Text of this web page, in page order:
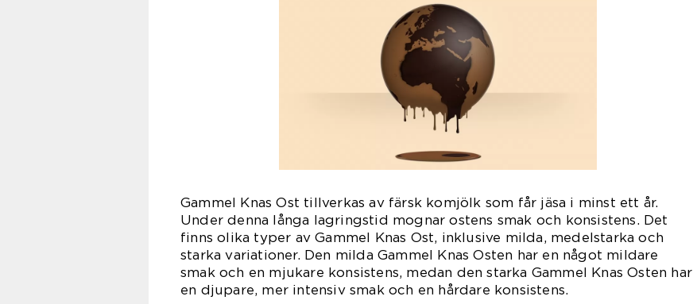
Gammel Knas Ost tillverkas av färsk komjölk som får jäsa i minst ett år.
Under denna långa lagringstid mognar ostens smak och konsistens. Det
finns olika typer av Gammel Knas Ost, inklusive milda, medelstarka och
starka variationer. Den milda Gammel Knas Osten har en något mildare
smak och en mjukare konsistens, medan den starka Gammel Knas Osten har
en djupare, mer intensiv smak och en hårdare konsistens.